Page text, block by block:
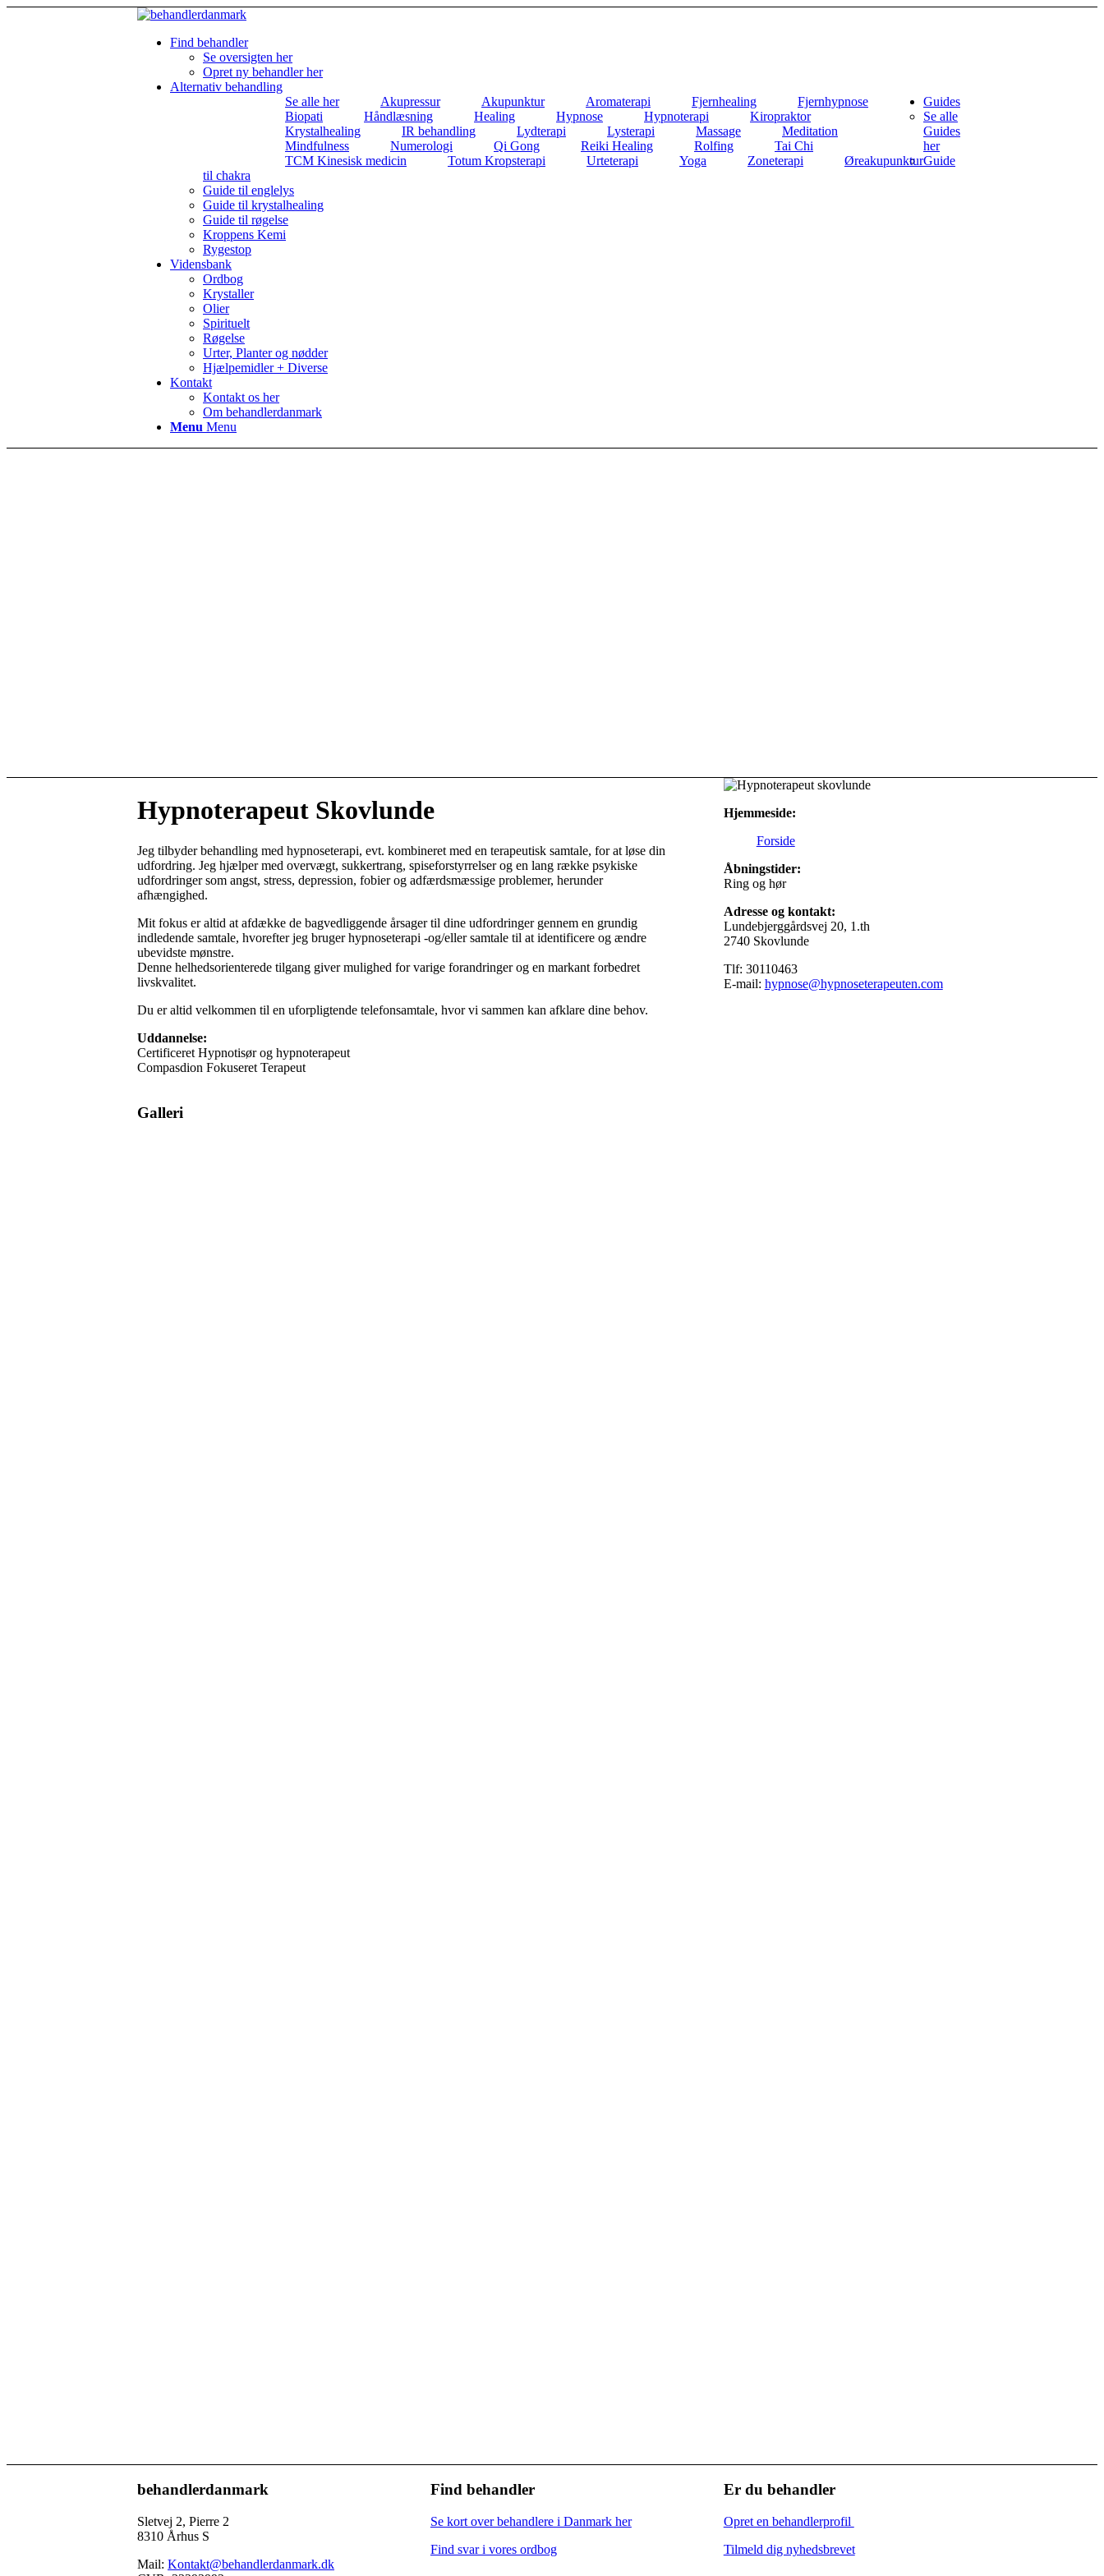
Find behandler
Se oversigten her
Opret ny behandler her
Alternativ behandling
Se alle her
Akupressur Akupunktur Aromaterapi Fjernhealing
Fjernhypnose
Biopati
Håndlæsning Healing Hypnose Hypnoterapi
Kiropraktor
Krystalhealing
IR behandling Lydterapi Lysterapi Massage
Meditation
Mindfulness
Numerologi Qi Gong Reiki Healing Rolfing
Tai Chi
TCM Kinesisk medicin
Totum Kropsterapi Urteterapi Yoga Zoneterapi Øreakupunktur
Guides
Se alle
Guides
her
Guide
til chakra
Guide til englelys
Guide til krystalhealing
Guide til røgelse
Kroppens Kemi
Rygestop
Vidensbank
Ordbog
Krystaller
Olier
Spirituelt
Røgelse
Urter, Planter og nødder
Hjælpemidler + Diverse
Kontakt
Kontakt os her
Om behandlerdanmark
Menu Menu
Hypnoterapeut Skovlunde
Jeg tilbyder behandling med hypnoseterapi, evt. kombineret med en terapeutisk samtale, for at løse din
udfordring. Jeg hjælper med overvægt, sukkertrang, spiseforstyrrelser og en lang række psykiske
udfordringer som angst, stress, depression, fobier og adfærdsmæssige problemer, herunder
afhængighed.
Mit fokus er altid at afdække de bagvedliggende årsager til dine udfordringer gennem en grundig
indledende samtale, hvorefter jeg bruger hypnoseterapi -og/eller samtale til at identificere og ændre
ubevidste mønstre.
Denne helhedsorienterede tilgang giver mulighed for varige forandringer og en markant forbedret
livskvalitet.
Du er altid velkommen til en uforpligtende telefonsamtale, hvor vi sammen kan afklare dine behov.
Uddannelse:
Certificeret Hypnotisør og hypnoterapeut
Compasdion Fokuseret Terapeut
Hjemmeside:
Forside
Åbningstider:
Ring og hør
Adresse og kontakt:
Lundebjerggårdsvej 20, 1.th
2740 Skovlunde
Tlf: 30110463
E-mail: hypnose@hypnoseterapeuten.com
Galleri
behandlerdanmark
Sletvej 2, Pierre 2
8310 Århus S
Mail: Kontakt@behandlerdanmark.dk
Find behandler
Se kort over behandlere i Danmark her
Find svar i vores ordbog
Er du behandler
Opret en behandlerprofil
Tilmeld dig nyhedsbrevet